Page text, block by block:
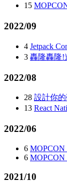
15
2022/09
4 Jetpack
3 轟隆轟隆!
2022/08
28 設計你的
13 React
2022/06
6 MOPCON
6 MOPCON
2021/10